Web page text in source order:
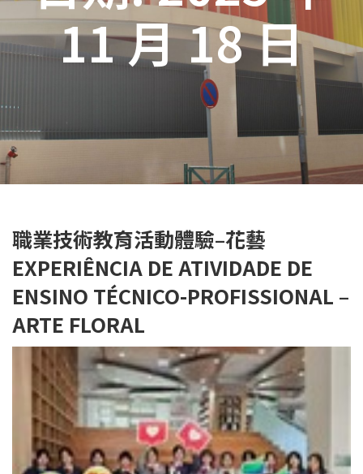
11 月 18 日
職業技術教育活動體驗–花藝
EXPERIÊNCIA DE ATIVIDADE DE
ENSINO TÉCNICO-PROFISSIONAL –
ARTE FLORAL